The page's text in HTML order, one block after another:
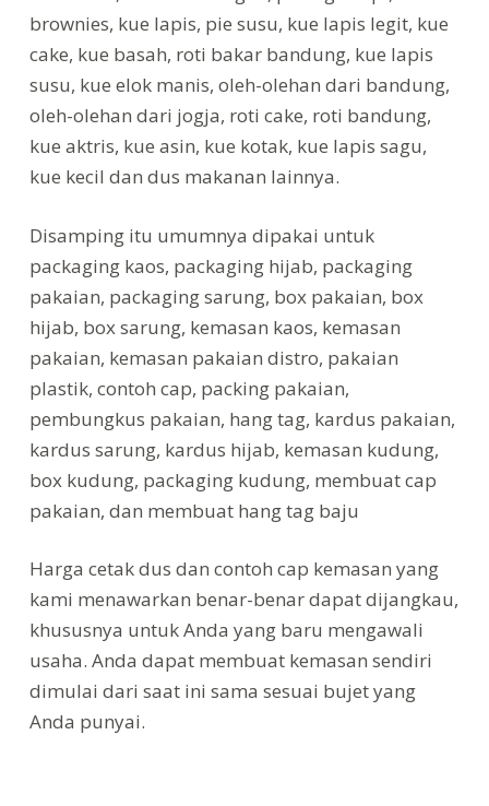
brownies, kue lapis, pie susu, kue lapis legit, kue
cake, kue basah, roti bakar bandung, kue lapis
susu, kue elok manis, oleh-olehan dari bandung,
oleh-olehan dari jogja, roti cake, roti bandung,
kue aktris, kue asin, kue kotak, kue lapis sagu,
kue kecil dan dus makanan lainnya.
Disamping itu umumnya dipakai untuk
packaging kaos, packaging hijab, packaging
pakaian, packaging sarung, box pakaian, box
hijab, box sarung, kemasan kaos, kemasan
pakaian, kemasan pakaian distro, pakaian
plastik, contoh cap, packing pakaian,
pembungkus pakaian, hang tag, kardus pakaian,
kardus sarung, kardus hijab, kemasan kudung,
box kudung, packaging kudung, membuat cap
pakaian, dan membuat hang tag baju
Harga cetak dus dan contoh cap kemasan yang
kami menawarkan benar-benar dapat dijangkau,
khususnya untuk Anda yang baru mengawali
usaha. Anda dapat membuat kemasan sendiri
dimulai dari saat ini sama sesuai bujet yang
Anda punyai.